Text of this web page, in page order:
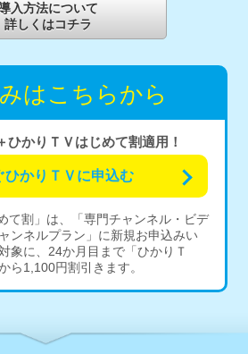
入方法について
詳しくはコチラ
はこちらから
ひかりＴＶはじめて割適用！
ひかりＴＶに申込む
て割」は、「専門チャンネル・ビデ
ンネルプラン」に新規お申込みい
象に、24か月目まで「ひかりＴ
ら1,100円割引きます。